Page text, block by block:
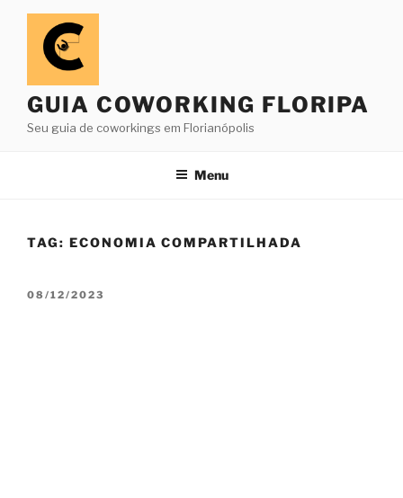
Pular
conteúdo
GUIA COWORKING FLORIPA
Seu guia de coworkings em Florianópolis
Menu
TAG: ECONOMIA COMPARTILHADA
PUBLICADO
08/12/2023